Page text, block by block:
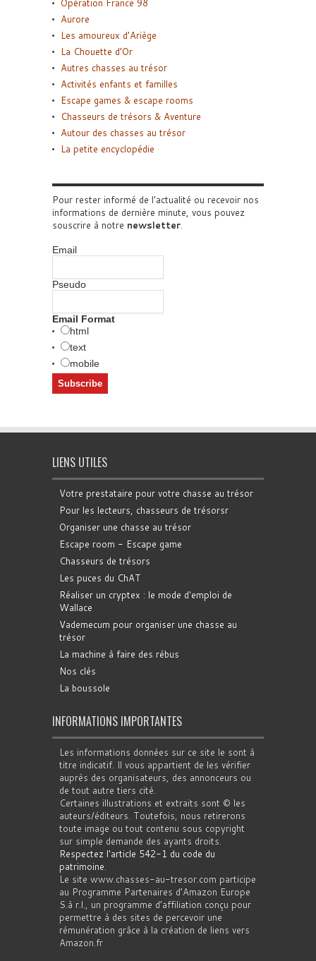
Opération France 98
Aurore
Les amoureux d’Ariège
La Chouette d’Or
Autres chasses au trésor
Activités enfants et familles
Escape games & escape rooms
Chasseurs de trésors & Aventure
Autour des chasses au trésor
La petite encyclopédie
Pour rester informé de l'actualité ou recevoir nos
informations de dernière minute, vous pouvez
souscrire à notre newsletter.
Email
Pseudo
Email Format
html
text
mobile
LIENS UTILES
Votre prestataire pour votre chasse au trésor
Pour les lecteurs, chasseurs de trésorsr
Organiser une chasse au trésor
Escape room - Escape game
Chasseurs de trésors
Les puces du ChAT
Réaliser un cryptex : le mode d'emploi de
Wallace
Vademecum pour organiser une chasse au
trésor
La machine à faire des rébus
Nos clés
La boussole
INFORMATIONS IMPORTANTES
Les informations données sur ce site le sont à
titre indicatif. Il vous appartient de les vérifier
auprès des organisateurs, des annonceurs ou
de tout autre tiers cité.
Certaines illustrations et extraits sont © les
auteurs/éditeurs. Toutefois, nous retirerons
toute image ou tout contenu sous copyright
sur simple demande des ayants droits.
Respectez l'article 542-1 du code du
patrimoine.
Le site www.chasses-au-tresor.com participe
au Programme Partenaires d’Amazon Europe
S.à r.l., un programme d’affiliation conçu pour
permettre à des sites de percevoir une
rémunération grâce à la création de liens vers
Amazon.fr